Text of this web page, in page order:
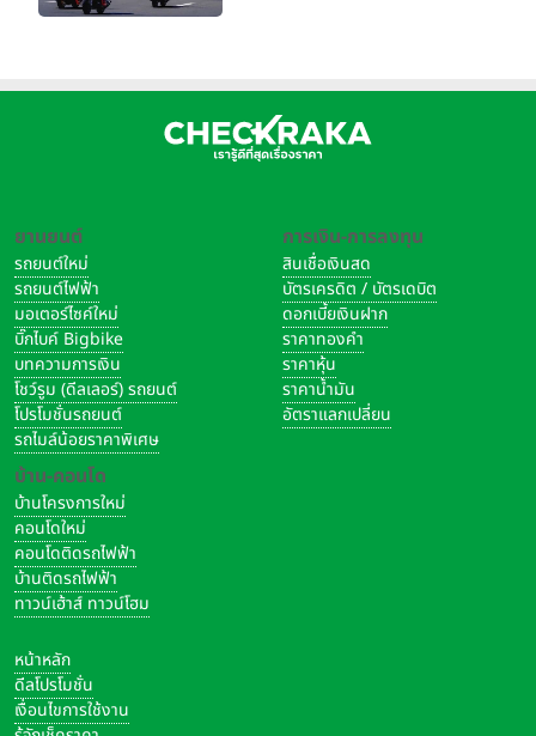
ยานยนต์
รถยนต์ใหม่
รถยนต์ไฟฟ้า
มอเตอร์ไซค์ใหม่
บิ๊กไบค์ Bigbike
บทความการเงิน
โชว์รูม (ดีลเลอร์) รถยนต์
โปรโมชั่นรถยนต์
รถไมล์น้อยราคาพิเศษ
บ้าน-คอนโด
บ้านโครงการใหม่
คอนโดใหม่
คอนโดติดรถไฟฟ้า
บ้านติดรถไฟฟ้า
ทาวน์เฮ้าส์ ทาวน์โฮม
การเงิน-การลงทุน
สินเชื่อเงินสด
บัตรเครดิต / บัตรเดบิต
ดอกเบี้ยเงินฝาก
ราคาทองคำ
ราคาหุ้น
ราคาน้ำมัน
อัตราแลกเปลี่ยน
หน้าหลัก
ดีลโปรโมชั่น
เงื่อนไขการใช้งาน